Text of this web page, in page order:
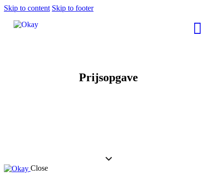
Skip to content Skip to footer
Prijsopgave
Close